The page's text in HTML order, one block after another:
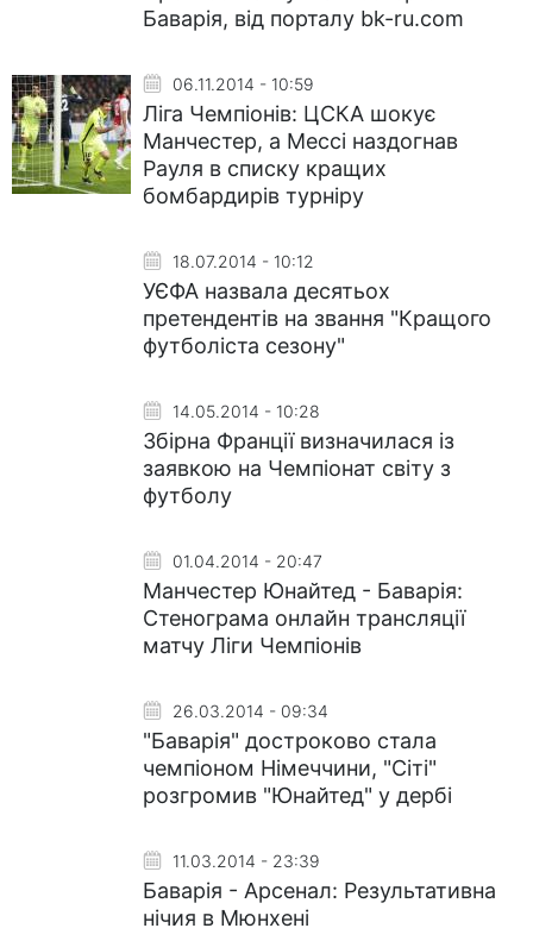
Баварія, від порталу bk-ru.com
06.11.2014 - 10:59
Ліга Чемпіонів: ЦСКА шокує
Манчестер, а Мессі наздогнав
Рауля в списку кращих
бомбардирів турніру
18.07.2014 - 10:12
УЄФА назвала десятьох
претендентів на звання "Кращого
футболіста сезону"
14.05.2014 - 10:28
Збірна Франції визначилася із
заявкою на Чемпіонат світу з
футболу
01.04.2014 - 20:47
Манчестер Юнайтед - Баварія:
Стенограма онлайн трансляції
матчу Ліги Чемпіонів
26.03.2014 - 09:34
"Баварія" достроково стала
чемпіоном Німеччини, "Сіті"
розгромив "Юнайтед" у дербі
11.03.2014 - 23:39
Баварія - Арсенал: Результативна
нічия в Мюнхені